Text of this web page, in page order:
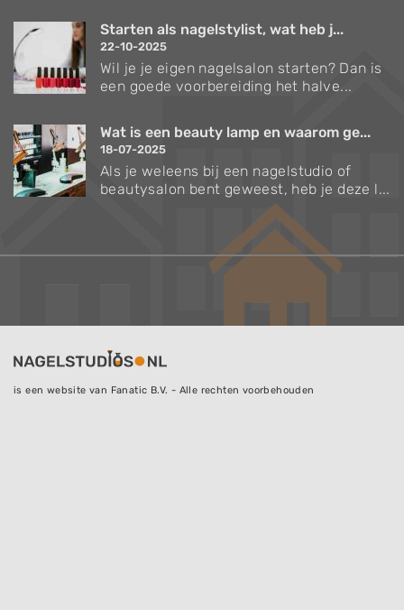
Starten als nagelstylist, wat heb j...
22-10-2025
Wil je je eigen nagelsalon starten? Dan is
een goede voorbereiding het halve...
Wat is een beauty lamp en waarom ge...
18-07-2025
Als je weleens bij een nagelstudio of
beautysalon bent geweest, heb je deze l...
is een website van Fanatic B.V. - Alle rechten voorbehouden